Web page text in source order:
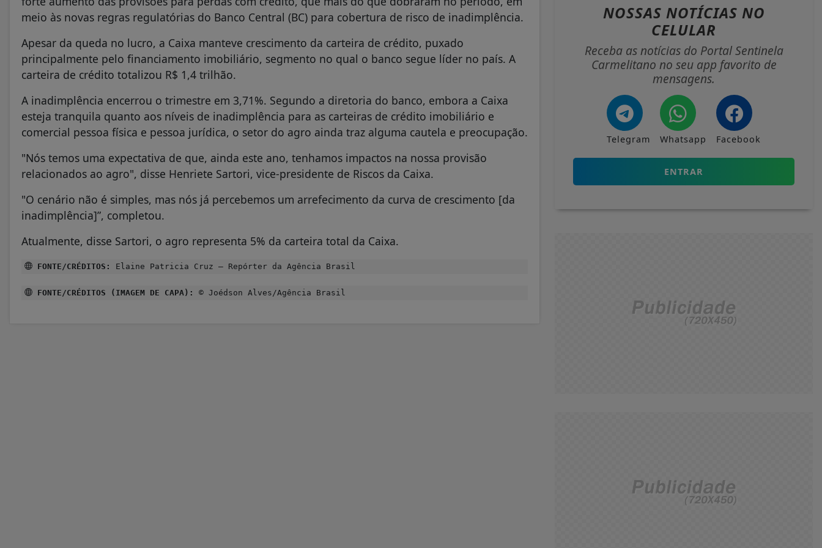
meio às novas regras regulatórias do Banco Central (BC) para cobertura de risco de inadimplência.
Apesar da queda no lucro, a Caixa manteve crescimento da carteira de crédito, puxado
principalmente pelo financiamento imobiliário, segmento no qual o banco segue líder no país. A
carteira de crédito totalizou R$ 1,4 trilhão.
A inadimplência encerrou o trimestre em 3,71%. Segundo a diretoria do banco, embora a Caixa
esteja tranquila quanto aos níveis de inadimplência para as carteiras de crédito imobiliário e
comercial pessoa física e pessoa jurídica, o setor do agro ainda traz alguma cautela e preocupação.
"Nós temos uma expectativa de que, ainda este ano, tenhamos impactos na nossa ‌provisão
relacionados ao agro", ‌disse Henriete Sartori, vice-presidente de Riscos da Caixa.
"O cenário não é simples, mas nós já percebemos um arrefecimento da curva de crescimento [da
inadimplência]”, completou.
Atualmente, disse Sartori, o agro representa 5% da carteira total da Caixa.
FONTE/CRÉDITOS: Elaine Patricia Cruz – Repórter da Agência Brasil
FONTE/CRÉDITOS (IMAGEM DE CAPA): © Joédson Alves/Agência Brasil
NOSSAS NOTÍCIAS NO
CELULAR
Receba as notícias do Portal Sentinela
Carmelitano no seu app favorito de
mensagens.
Telegram Whatsapp Facebook
ENTRAR